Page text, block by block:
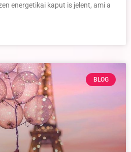
energetikai kaput is jelent, ami a
BLOG